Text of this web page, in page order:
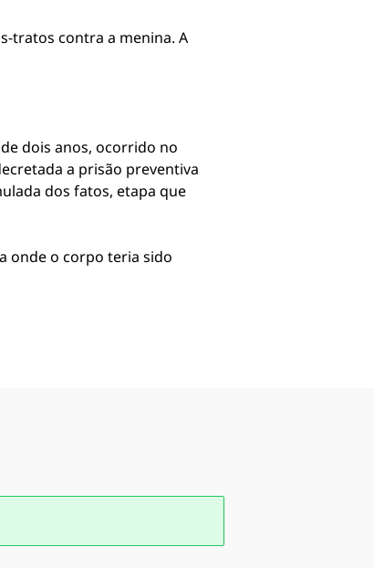
tratos contra a menina. A
dois anos, ocorrido no
a prisão preventiva
dos fatos, etapa que
onde o corpo teria sido